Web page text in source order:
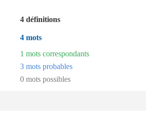
4 définitions
4 mots
1 mots correspondants
3 mots probables
0 mots possibles